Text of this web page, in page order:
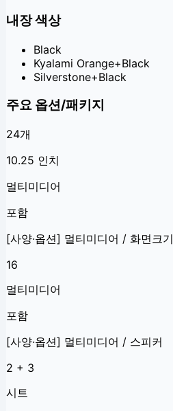
내장 색상
Black
Kyalami Orange+Black
Silverstone+Black
주요 옵션/패키지
24개
10.25 인치
멀티미디어
포함
[사양·옵션] 멀티미디어 / 화면크기
16
멀티미디어
포함
[사양·옵션] 멀티미디어 / 스피커
2 + 3
시트